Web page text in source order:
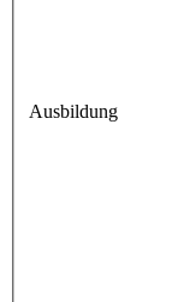
Ausbildung